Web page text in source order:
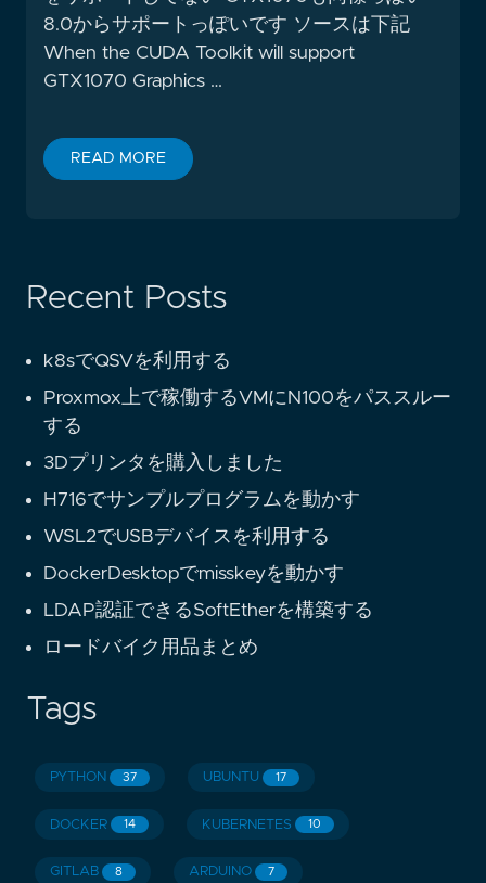
8.0からサポートっぽいです ソースは下記
When the CUDA Toolkit will support
GTX1070 Graphics …
READ MORE
Recent Posts
k8sでQSVを利用する
Proxmox上で稼働するVMにN100をパススルー
する
3Dプリンタを購入しました
H716でサンプルプログラムを動かす
WSL2でUSBデバイスを利用する
DockerDesktopでmisskeyを動かす
LDAP認証できるSoftEtherを構築する
ロードバイク用品まとめ
Tags
PYTHON 37 UBUNTU 17
DOCKER 14 KUBERNETES 10
GITLAB 8 ARDUINO 7